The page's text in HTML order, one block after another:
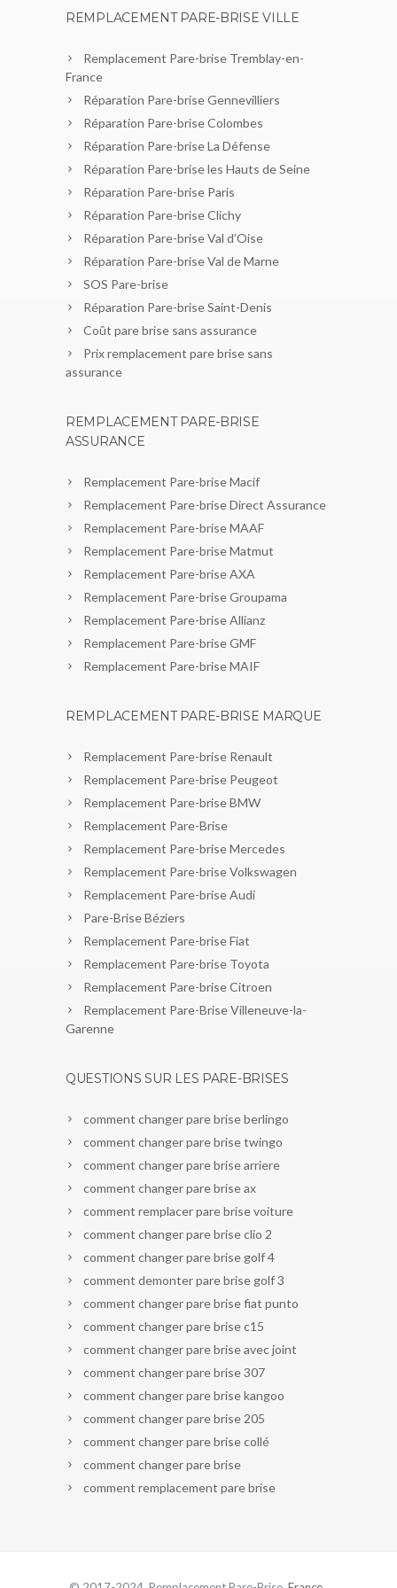
REMPLACEMENT PARE-BRISE VILLE
Remplacement Pare-brise Tremblay-en-
France
Réparation Pare-brise Gennevilliers
Réparation Pare-brise Colombes
Réparation Pare-brise La Défense
Réparation Pare-brise les Hauts de Seine
Réparation Pare-brise Paris
Réparation Pare-brise Clichy
Réparation Pare-brise Val d’Oise
Réparation Pare-brise Val de Marne
SOS Pare-brise
Réparation Pare-brise Saint-Denis
Coût pare brise sans assurance
Prix remplacement pare brise sans
assurance
REMPLACEMENT PARE-BRISE
ASSURANCE
Remplacement Pare-brise Macif
Remplacement Pare-brise Direct Assurance
Remplacement Pare-brise MAAF
Remplacement Pare-brise Matmut
Remplacement Pare-brise AXA
Remplacement Pare-brise Groupama
Remplacement Pare-brise Allianz
Remplacement Pare-brise GMF
Remplacement Pare-brise MAIF
REMPLACEMENT PARE-BRISE MARQUE
Remplacement Pare-brise Renault
Remplacement Pare-brise Peugeot
Remplacement Pare-brise BMW
Remplacement Pare-Brise
Remplacement Pare-brise Mercedes
Remplacement Pare-brise Volkswagen
Remplacement Pare-brise Audi
Pare-Brise Béziers
Remplacement Pare-brise Fiat
Remplacement Pare-brise Toyota
Remplacement Pare-brise Citroen
Remplacement Pare-Brise Villeneuve-la-
Garenne
QUESTIONS SUR LES PARE-BRISES
comment changer pare brise berlingo
comment changer pare brise twingo
comment changer pare brise arriere
comment changer pare brise ax
comment remplacer pare brise voiture
comment changer pare brise clio 2
comment changer pare brise golf 4
comment demonter pare brise golf 3
comment changer pare brise fiat punto
comment changer pare brise c15
comment changer pare brise avec joint
comment changer pare brise 307
comment changer pare brise kangoo
comment changer pare brise 205
comment changer pare brise collé
comment changer pare brise
comment remplacement pare brise